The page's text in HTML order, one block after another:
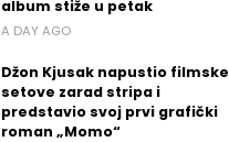
album stiže u petak
A DAY AGO
Džon Kjusak napustio filmske
setove zarad stripa i
predstavio svoj prvi grafički
roman „Momo“